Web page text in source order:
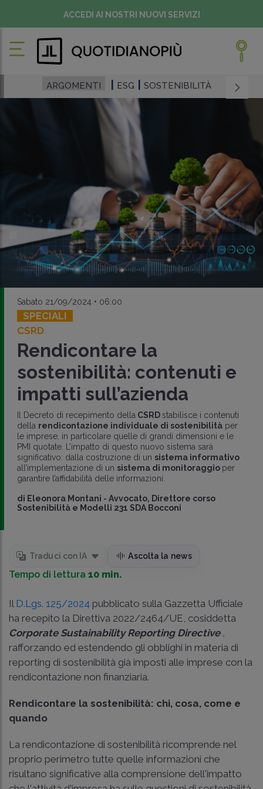
ACCEDI AI NOSTRI NUOVI SERVIZI
ARGOMENTI ESG SOSTENIBILITÀ
Sabato 21/09/2024 • 06:00
SPECIALI
CSRD
Rendicontare la
sostenibilità: contenuti e
impatti sull’azienda
Il Decreto di recepimento della CSRD stabilisce i contenuti
della rendicontazione individuale di sostenibilitàper
le imprese, in particolare quelle di grandi dimensioni e le
PMI quotate. L’impatto di questo nuovo sistema sarà
significativo: dalla costruzione di un sistema informativo
all’implementazione di un sistema di monitoraggio per
garantire l’affidabilità delle informazioni.
di Eleonora Montani - Avvocato, Direttore corso
Sostenibilità e Modelli 231 SDA Bocconi
Traduci con IA Ascolta la news
Tempo di lettura 10 min.
Il D.Lgs. 125/2024 pubblicato sulla Gazzetta Ufficiale
ha recepito la Direttiva 2022/2464/UE, cosiddetta
Corporate Sustainability Reporting Directive ,
rafforzando ed estendendo gli obblighi in materia di
reporting di sostenibilità già imposti alle imprese con la
rendicontazione non finanziaria.
Rendicontare la sostenibilità: chi, cosa, come e
quando
La rendicontazione di sostenibilità ricomprende nel
proprio perimetro tutte quelle informazioni che
risultano significative alla comprensione dell'impatto